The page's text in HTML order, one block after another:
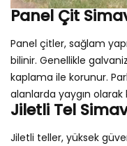
Panel Çit
Panel çitler, sağlam
bilinir. Genellikle
kaplama ile korunur.
alanlarda yaygın olarak
Jiletli Tel
Jiletli teller, yüksek